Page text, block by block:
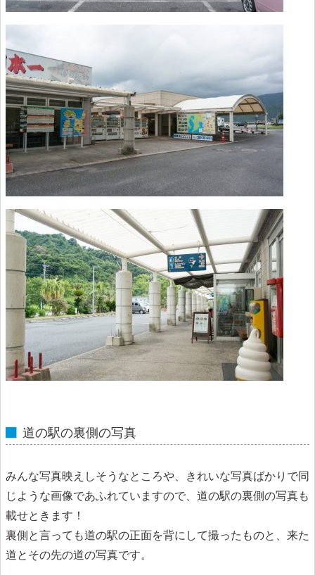
道の駅の裏側の写真
みんな写真映えしそうなところや、きれいな写真ばかりで同
じような画像であふれていますので、道の駅の裏側の写真も
載せときます！
裏側と言っても道の駅の正面を背にして撮ったものと、来た
道とその先の道の写真です。